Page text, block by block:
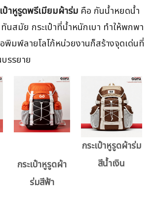
ป๋าหูรูดพรีเมียมผ้าร่ม คือ กันน้ำหยดน้ำ
นสมัย กระเป๋าที่น้ำหนักเบา ทำให้พกพา
พิมพ์ลายโลโก้หน่วยงานก็สร้างจุดเด่นที่
รรยาย
กระเป๋าหูรูดผ้า
ร่มสีฟ้า
กระเป๋าหูรูดผ้าร่ม
สีน้ำเงิน